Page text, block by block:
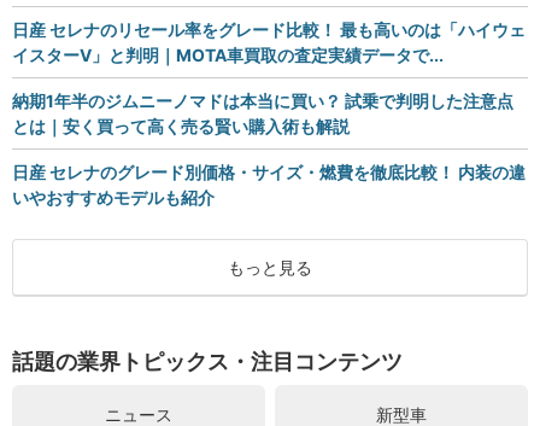
日産 セレナのリセール率をグレード比較！ 最も高いのは「ハイウェ
イスターV」と判明｜MOTA車買取の査定実績データで...
納期1年半のジムニーノマドは本当に買い？ 試乗で判明した注意点
とは｜安く買って高く売る賢い購入術も解説
日産 セレナのグレード別価格・サイズ・燃費を徹底比較！ 内装の違
いやおすすめモデルも紹介
もっと見る
話題の業界トピックス・注目コンテンツ
ニュース 新型車